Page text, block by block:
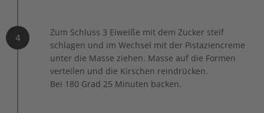
4
Zum Schluss 3 Eiweiße mit dem Zucker steif
schlagen und im Wechsel mit der Pistaziencreme
unter die Masse ziehen. Masse auf die Formen
verteilen und die Kirschen reindrücken.
Bei 180 Grad 25 Minuten backen.